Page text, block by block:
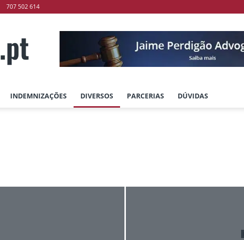
707 502 614
INDEMNIZAÇÕES DIVERSOS PARCERIAS DÚVIDAS
Procurações
Reconhecimento de Assinaturas